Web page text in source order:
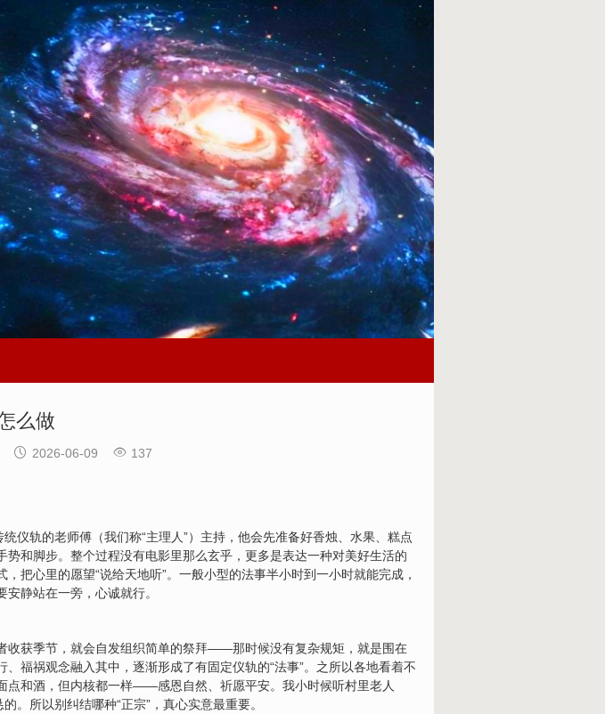
么做
 2026-06-09  137
仪轨的老师傅（我们称“主理人”）主持，他会先准备好香烛、水果、糕点
和脚步。整个过程没有电影里那么玄乎，更多是表达一种对美好生活的
把心里的愿望“说给天地听”。一般小型的法事半小时到一小时就能完成，
静站在一旁，心诚就行。
收获季节，就会自发组织简单的祭拜——那时候没有复杂规矩，就是围在
福祸观念融入其中，逐渐形成了有固定仪轨的“法事”。之所以各地看着不
点和酒，但内核都一样——感恩自然、祈愿平安。我小时候听村里老人
。所以别纠结哪种“正宗”，真心实意最重要。